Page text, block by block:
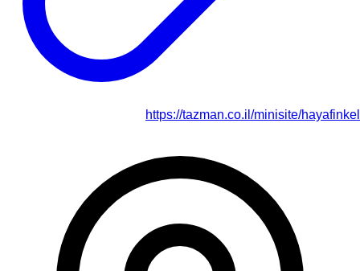
https://tazman.co.il/minisite/hayafinkel